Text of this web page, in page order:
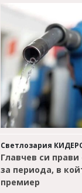
Светлозария
Главчев си
за периода, в
премиер